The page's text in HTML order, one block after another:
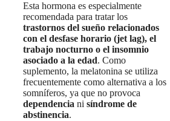
Esta hormona es especialmente
recomendada para tratar los
trastornos del sueño relacionados
con el desfase horario (jet lag), el
trabajo nocturno o el insomnio
asociado a la edad. Como
suplemento, la melatonina se utiliza
frecuentemente como alternativa a los
somníferos, ya que no provoca
dependencia ni síndrome de
abstinencia.